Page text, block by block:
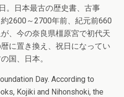
。日本最古の歴史書、古事
2600～2700年前、紀元前660
、今の奈良県橿原宮で初代天
に置き換え、祝日になってい
国、日本。
Day. According to
Kojiki and Nihonshoki, the